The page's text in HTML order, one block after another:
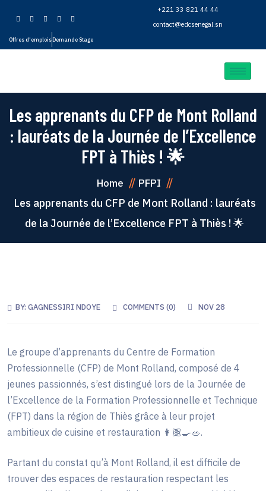
+221 33 821 44 44
contact@edcsenegal.sn
Offres d'emploisDemande Stage
Les apprenants du CFP de Mont Rolland
: lauréats de la Journée de l’Excellence
FPT à Thiès ! 🌟
Home PFPI
Les apprenants du CFP de Mont Rolland : lauréats
de la Journée de l’Excellence FPT à Thiès ! 🌟
BY: GAGNESSIRI NDOYE COMMENTS (0) NOV 28
Le groupe d’apprenants du Centre de Formation
Professionnelle (CFP) de Mont Rolland, composé de 4
jeunes passionnés, s’est distingué lors de la Journée de
l’Excellence de la Formation Professionnelle et Technique
(FPT) dans la région de Thiès grâce à leur projet
ambitieux de cuisine et restauration 👩🏽‍🍳🥗.
Partant du constat qu’à Mont Rolland, il est difficile de
trouver des espaces de restauration respectant les